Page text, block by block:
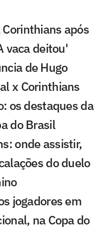
após
vaca deitou'
de Hugo
x Corinthians
os destaques da
do Brasil
onde assistir,
do duelo
jogadores em
na Copa do